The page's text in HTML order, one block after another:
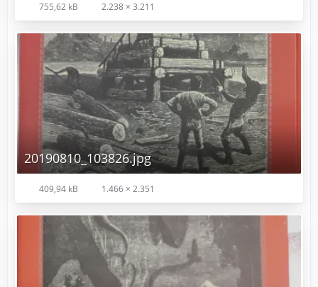
755,62 kB 2.238 × 3.211
20190810_103826.jpg
409,94 kB 1.466 × 2.351